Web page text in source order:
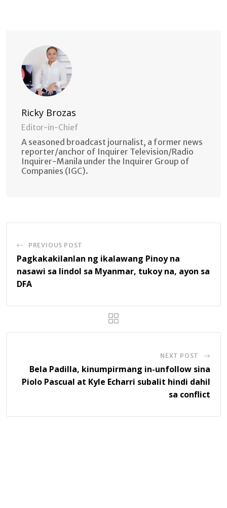
Ricky Brozas
Editor-in-Chief
A seasoned broadcast journalist, a former news
reporter/anchor of Inquirer Television/Radio
Inquirer-Manila under the Inquirer Group of
Companies (IGC).
PREVIOUS POST
Pagkakakilanlan ng ikalawang Pinoy na
nasawi sa lindol sa Myanmar, tukoy na, ayon sa
DFA
NEXT POST
Bela Padilla, kinumpirmang in-unfollow sina
Piolo Pascual at Kyle Echarri subalit hindi dahil
sa conflict